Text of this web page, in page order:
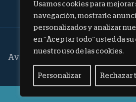
Usamos cookies para
navegación, mostrarle
personalizados y analizar
en “Aceptar todo” usted da
nuestro uso de las cookies.
Personalizar Rechazar
Aviso legal